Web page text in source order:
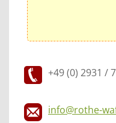
+49 (0) 2931 /
info@rothe-